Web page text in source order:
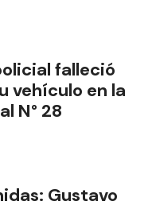
falleció
vehículo en la
N° 28
Gustavo